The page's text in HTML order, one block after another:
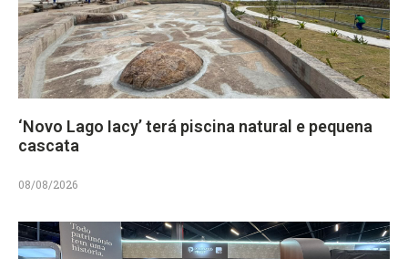
‘Novo Lago Iacy’ terá piscina natural e pequena
cascata
08/08/2026